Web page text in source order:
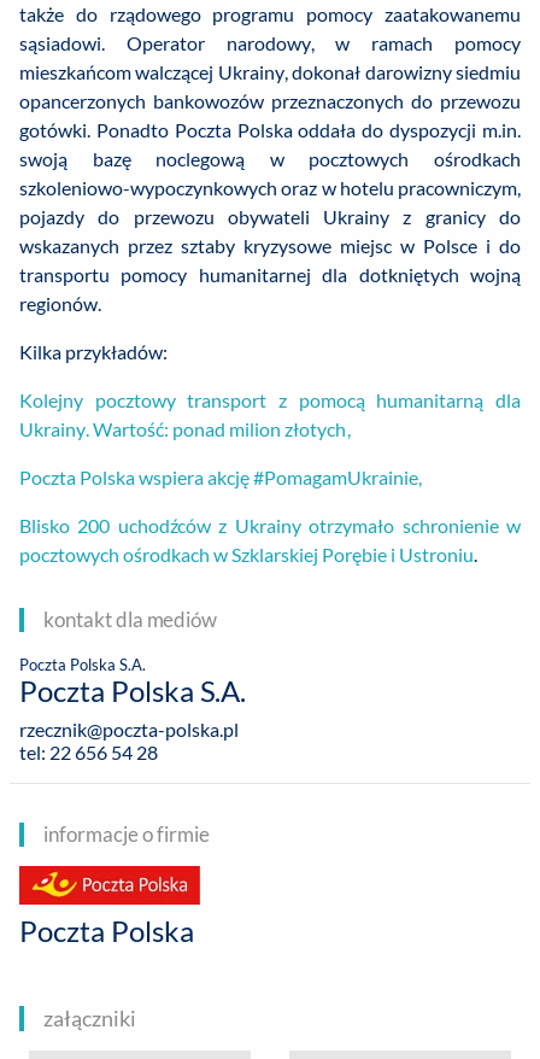
także do rządowego programu pomocy zaatakowanemu
sąsiadowi. Operator narodowy, w ramach pomocy
mieszkańcom walczącej Ukrainy, dokonał darowizny siedmiu
opancerzonych bankowozów przeznaczonych do przewozu
gotówki. Ponadto Poczta Polska oddała do dyspozycji m.in.
swoją bazę noclegową w pocztowych ośrodkach
szkoleniowo-wypoczynkowych oraz w hotelu pracowniczym,
pojazdy do przewozu obywateli Ukrainy z granicy do
wskazanych przez sztaby kryzysowe miejsc w Polsce i do
transportu pomocy humanitarnej dla dotkniętych wojną
regionów.
Kilka przykładów:
Kolejny pocztowy transport z pomocą humanitarną dla
Ukrainy. Wartość: ponad milion złotych,
Poczta Polska wspiera akcję #PomagamUkrainie,
Blisko 200 uchodźców z Ukrainy otrzymało schronienie w
pocztowych ośrodkach w Szklarskiej Porębie i Ustroniu.
kontakt dla mediów
Poczta Polska S.A.
Poczta Polska S.A.
rzecznik@poczta-polska.pl
tel: 22 656 54 28
informacje o firmie
Poczta Polska
załączniki